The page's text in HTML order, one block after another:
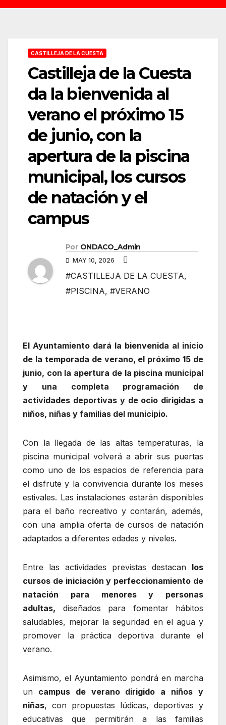
CASTILLEJA DE LA CUESTA
Castilleja de la Cuesta
da la bienvenida al
verano el próximo 15
de junio, con la
apertura de la piscina
municipal, los cursos
de natación y el
campus
Por ONDACO_Admin
MAY 10, 2026
#CASTILLEJA DE LA CUESTA,
#PISCINA, #VERANO
El Ayuntamiento dará la bienvenida al inicio
de la temporada de verano, el próximo 15 de
junio, con la apertura de la piscina municipal
y una completa programación de
actividades deportivas y de ocio dirigidas a
niños, niñas y familias del municipio.
Con la llegada de las altas temperaturas, la
piscina municipal volverá a abrir sus puertas
como uno de los espacios de referencia para
el disfrute y la convivencia durante los meses
estivales. Las instalaciones estarán disponibles
para el baño recreativo y contarán, además,
con una amplia oferta de cursos de natación
adaptados a diferentes edades y niveles.
Entre las actividades previstas destacan los
cursos de iniciación y perfeccionamiento de
natación para menores y personas
adultas, diseñados para fomentar hábitos
saludables, mejorar la seguridad en el agua y
promover la práctica deportiva durante el
verano.
Asimismo, el Ayuntamiento pondrá en marcha
un campus de verano dirigido a niños y
niñas, con propuestas lúdicas, deportivas y
educativas que permitirán a las familias